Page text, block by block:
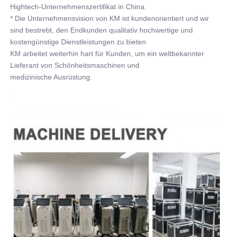
Hightech-Unternehmenszertifikat in China.
* Die Unternehmensvision von KM ist kundenorientiert und wir
sind bestrebt, den Endkunden qualitativ hochwertige und
kostengünstige Dienstleistungen zu bieten
KM arbeitet weiterhin hart für Kunden, um ein weltbekannter
Lieferant von Schönheitsmaschinen und
medizinische Ausrüstung.